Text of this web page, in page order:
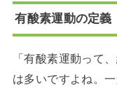
有酸素運動の定義
「有酸素運動って
は多いですよね。